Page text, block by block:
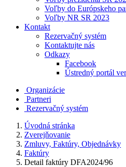
Voľby do Európskeho
Voľby NR SR 2023
Kontakt
Rezervačný systém
Kontaktujte nás
Odkazy
Facebook
Ústredný portál
Organizácie
Partneri
Rezervačný systém
Úvodná stránka
Zverejňovanie
Zmluvy, Faktúry, Objednávky
Faktúry
Detail faktúry DFA2024/96